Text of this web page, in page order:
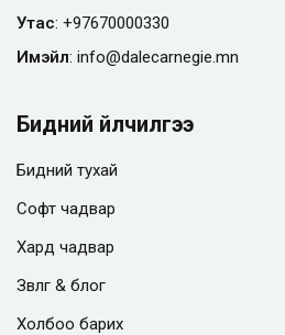
Утас: +97670000330
Имэйл: info@dalecarnegie.mn
Бидний үйлчилгээ
Бидний тухай
Софт чадвар
Хард чадвар
Зөвлөгөө & блог
Холбоо барих